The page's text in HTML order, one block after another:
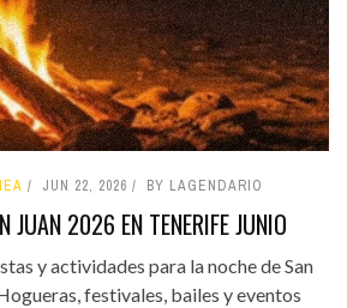
JUN 22, 2026 BY LAGENDARIO
JUAN 2026 EN TENERIFE JUNIO
y actividades para la noche de San
festivales, bailes y eventos